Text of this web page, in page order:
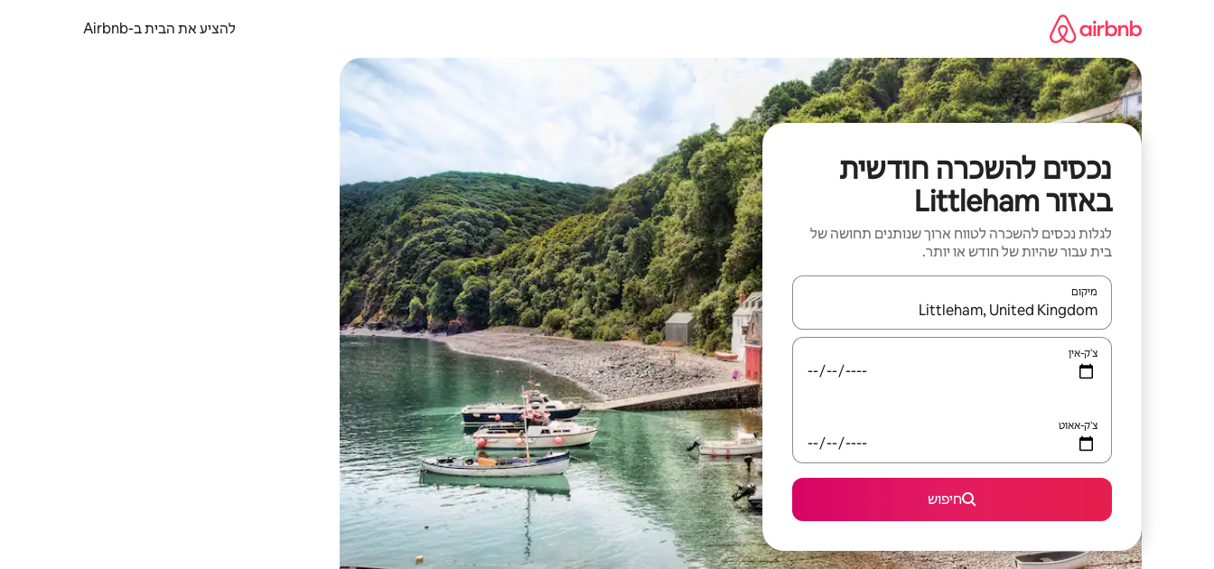
להציע את הבית ב-Airbnb
נכסים להשכרה חודשית
באזור Littleham
לגלות נכסים להשכרה לטווח ארוך שנותנים תחושה של
בית עבור שהיות של חודש או יותר.
מיקום
כאשר התוצאות יהיו זמינות, יש לנווט עם מקשי החיצים למעלה ולמטה או לעיין בעזרת תנועות מגע או החלקה.
צ'ק-אין
צ'ק-אאוט
חיפוש